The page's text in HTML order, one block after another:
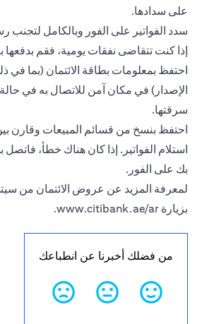
على سدادها.
سدد الفواتير على الفور وبالكامل لتجنب
إذا كنت تتقاضى نفقات يومية، فقم
احتفظ بمعلومات بطاقة الائتمان (بما في
الإصدار) في مكان آمن للاتصال به في
سرقتها.
احتفظ بنسخ من قسائم المبيعات وقارن بين
استلام الفواتير. إذا كان هناك خطأ، فاتصل
بك على الفور.
لمعرفة المزيد عن عروض الائتمان من
بزيارة www.citibank.ae/ar
.
من فضلك أخبرنا عن انطباعك